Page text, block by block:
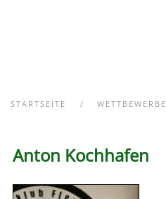
STARTSEITE WETTBEWERBE
Anton Kochhafen